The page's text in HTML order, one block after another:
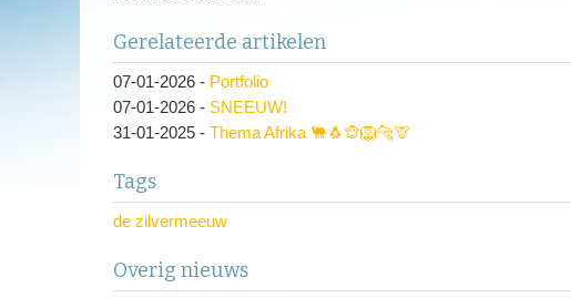
Gerelateerde artikelen
07-01-2026 - Portfolio
07-01-2026 - SNEEUW!
31-01-2025 - Thema Afrika 🐫🐧🐵🦁🐆🦒
Tags
de zilvermeeuw
Overig nieuws